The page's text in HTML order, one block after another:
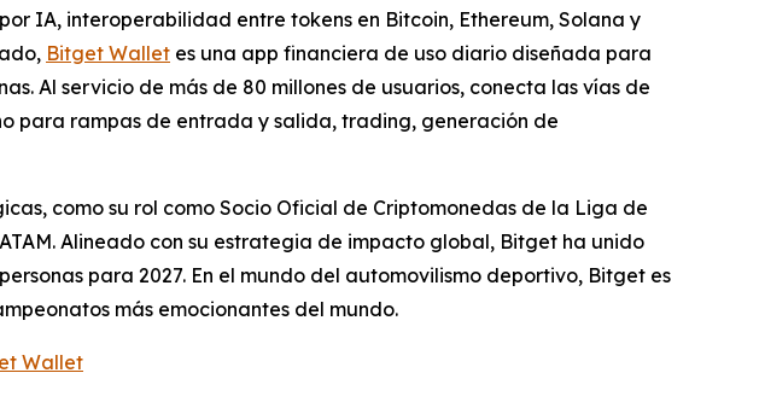
IA, interoperabilidad entre tokens en Bitcoin, Ethereum, Solana y
Bitget Wallet es una app financiera de uso diario diseñada para
Al servicio de más de 80 millones de usuarios, conecta las vías de
para rampas de entrada y salida, trading, generación de
como su rol como Socio Oficial de Criptomonedas de la Liga de
Alineado con su estrategia de impacto global, Bitget ha unido
para 2027. En el mundo del automovilismo deportivo, Bitget es
más emocionantes del mundo.
Wallet